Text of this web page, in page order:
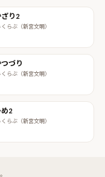
り2
らぶ（新宮文明）
づり
らぶ（新宮文明）
2
らぶ（新宮文明）